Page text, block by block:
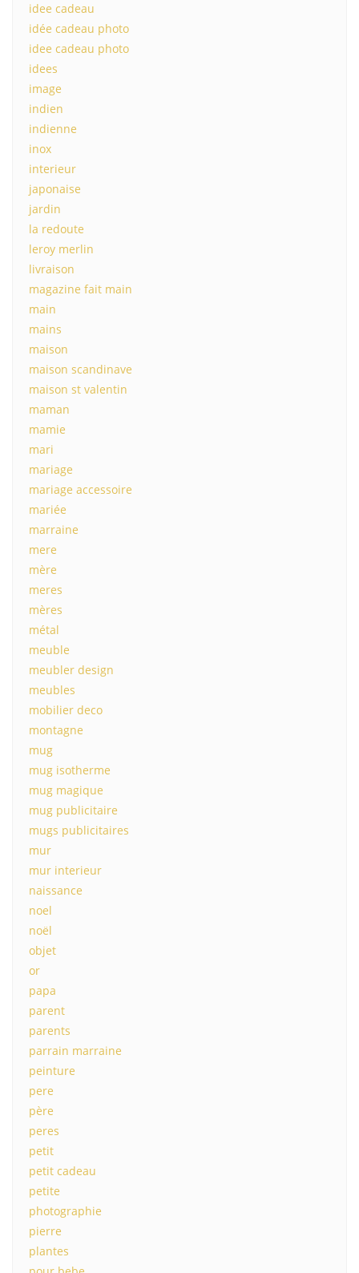
idee cadeau
idée cadeau photo
idee cadeau photo
idees
image
indien
indienne
inox
interieur
japonaise
jardin
la redoute
leroy merlin
livraison
magazine fait main
main
mains
maison
maison scandinave
maison st valentin
maman
mamie
mari
mariage
mariage accessoire
mariée
marraine
mere
mère
meres
mères
métal
meuble
meubler design
meubles
mobilier deco
montagne
mug
mug isotherme
mug magique
mug publicitaire
mugs publicitaires
mur
mur interieur
naissance
noel
noël
objet
or
papa
parent
parents
parrain marraine
peinture
pere
père
peres
petit
petit cadeau
petite
photographie
pierre
plantes